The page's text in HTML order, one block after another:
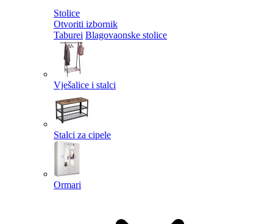
Stolice
Otvoriti izbornik
Taburei Blagovaonske stolice
Vješalice i stalci
Stalci za cipele
Ormari